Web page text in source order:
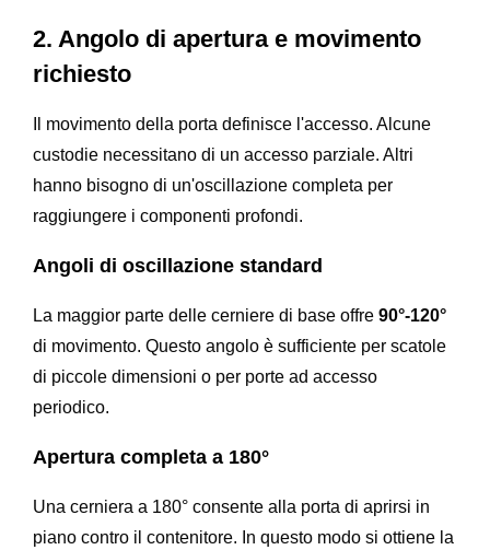
2. Angolo di apertura e movimento
richiesto
Il movimento della porta definisce l'accesso. Alcune
custodie necessitano di un accesso parziale. Altri
hanno bisogno di un'oscillazione completa per
raggiungere i componenti profondi.
Angoli di oscillazione standard
La maggior parte delle cerniere di base offre 90°-120°
di movimento. Questo angolo è sufficiente per scatole
di piccole dimensioni o per porte ad accesso
periodico.
Apertura completa a 180°
Una cerniera a 180° consente alla porta di aprirsi in
piano contro il contenitore. In questo modo si ottiene la